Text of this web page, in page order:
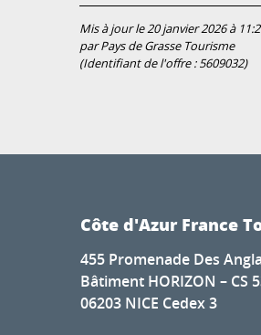
Mis à jour le 20 janvier 2026 à
par Pays de Grasse Tourisme
(Identifiant de l'offre :5609032)
Côte d'Azur France
455 Promenade Des
Bâtiment HORIZON – CS
06203 NICE Cedex 3